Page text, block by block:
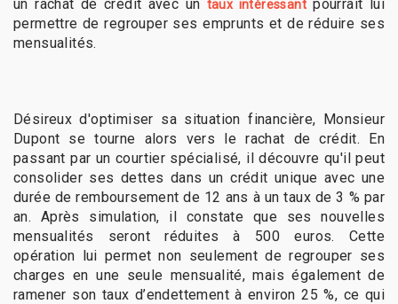
un rachat de crédit avec un taux intéressantpourrait lui
permettre de regrouper ses emprunts et de réduire ses
mensualités.
Désireux d'optimiser sa situation financière, Monsieur
Dupont se tourne alors vers le rachat de crédit. En
passant par un courtier spécialisé, il découvre qu'il peut
consolider ses dettes dans un crédit unique avec une
durée de remboursement de 12 ans à un taux de 3 % par
an. Après simulation, il constate que ses nouvelles
mensualités seront réduites à 500 euros. Cette
opération lui permet non seulement de regrouper ses
charges en une seule mensualité, mais également de
ramener son taux d’endettement à environ 25 %, ce qui